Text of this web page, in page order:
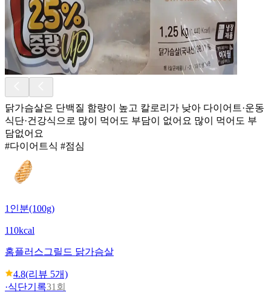
닭가슴살은 단백질 함량이 높고 칼로리가 낮아 다이어트·운동
식단·건강식으로 많이 먹어도 부담이 없어요 많이 먹어도 부
담없어요
#다이어트식 #점심
1인분(100g)
110kcal
홈플러스그릴드 닭가슴살
4.8(리뷰 5개)
·식단기록31회